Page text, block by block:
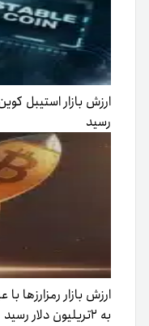
رسید
به ۲تریلیون دلار رسید